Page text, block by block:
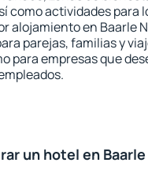
como actividades para
alojamiento en Baarle
parejas, familias y
para empresas que
un hotel en Baarle